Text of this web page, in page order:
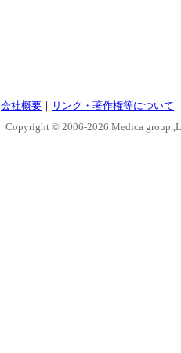
会社概要 ｜ リンク・著作権等について
Copyright © 2006-2026 Medica